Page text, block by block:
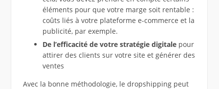
éléments pour que votre marge soit rentable :
coûts liés à votre plateforme e-commerce et la
publicité, par exemple.
De l’efficacité de votre stratégie digitalepour
attirer des clients sur votre site et générer des
ventes
Avec la bonne méthodologie, le dropshipping peut